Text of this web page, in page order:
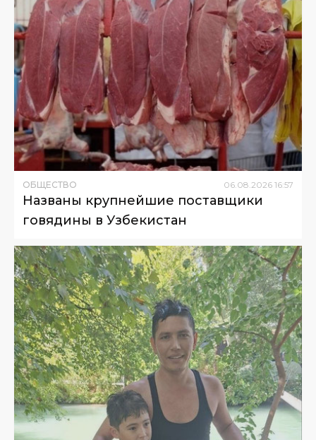
ОБЩЕСТВО 06 08 2026 16:57
Названы крупнейшие поставщики
говядины в Узбекистан